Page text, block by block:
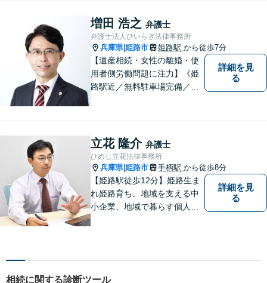
すい例を挙げて説明を行いま
す。ぜひご相談ください。
増田 浩之 弁護士
弁護士法人ひいらぎ法律事務所
兵庫県|姫路市 姫路駅 から徒歩7分
【遺産相続・女性の離婚・使
用者側労働問題に注力】《姫
路駅近／無料駐車場完備／最
詳細を見
る
立花 隆介 弁護士
ひめじ立花法律事務所
兵庫県|姫路市 手柄駅 から徒歩8分
【姫路駅徒歩12分】姫路生ま
れ姫路育ち。地域を支える中
小企業、地域で暮らす個人に
済など幅広い問題に積極的に
詳細を見
る
相続に関する診断ツール